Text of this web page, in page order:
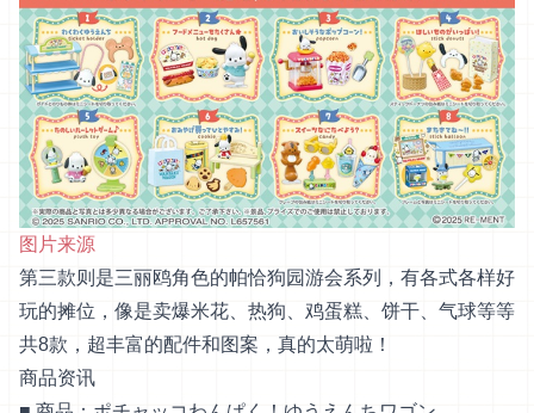
图片来源
第三款则是三丽鸥角色的帕恰狗园游会系列，有各式各样好
玩的摊位，像是卖爆米花、热狗、鸡蛋糕、饼干、气球等等
共8款，超丰富的配件和图案，真的太萌啦！
商品资讯